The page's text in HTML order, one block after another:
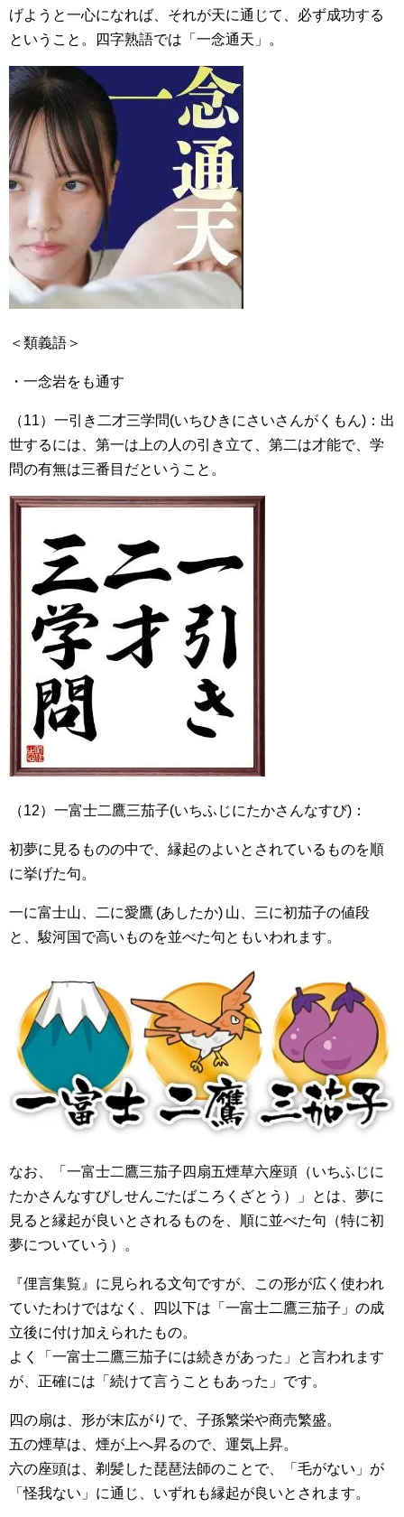
げようと一心になれば、それが天に通じて、必ず成功する
ということ。四字熟語では「一念通天」。
＜類義語＞
・一念岩をも通す
（11）一引き二才三学問(いちひきにさいさんがくもん)：出
世するには、第一は上の人の引き立て、第二は才能で、学
問の有無は三番目だということ。
（12）一富士二鷹三茄子(いちふじにたかさんなすび)：
初夢に見るものの中で、縁起のよいとされているものを順
に挙げた句。
一に富士山、二に愛鷹 (あしたか) 山、三に初茄子の値段
と、駿河国で高いものを並べた句ともいわれます。
なお、「一富士二鷹三茄子四扇五煙草六座頭（いちふじに
たかさんなすびしせんごたばころくざとう）」とは、夢に
見ると縁起が良いとされるものを、順に並べた句（特に初
夢についていう）。
『俚言集覧』に見られる文句ですが、この形が広く使われ
ていたわけではなく、四以下は「一富士二鷹三茄子」の成
立後に付け加えられたもの。
よく「一富士二鷹三茄子には続きがあった」と言われます
が、正確には「続けて言うこともあった」です。
四の扇は、形が末広がりで、子孫繁栄や商売繁盛。
五の煙草は、煙が上へ昇るので、運気上昇。
六の座頭は、剃髪した琵琶法師のことで、「毛がない」が
「怪我ない」に通じ、いずれも縁起が良いとされます。